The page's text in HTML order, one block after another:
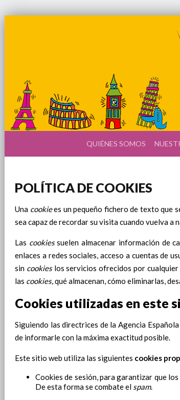
QUIÉNES SOMOS
POLÍTICA DE COOKIES
Una cookiees un pequeño fichero de texto que
sea capaz de recordar su visita cuando vuelva a
Las cookiessuelen almacenar información de
enlaces a redes sociales, acceso a cuentas de
sin cookieslos servicios ofrecidos por cualquier
las cookies, qué almacenan, cómo eliminarlas,
Cookies utilizadas en este
Siguiendo las directrices de la Agencia
de informarle con la máxima exactitud posible.
Este sitio web utiliza las siguientes cookies
Cookies de sesión, para garantizar que
De esta forma se combate el spam.